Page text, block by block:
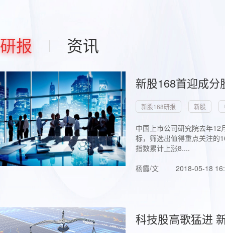
研报 资讯
新股168首迎成
新股168研报 新股
中国上市公司研究院去年
标，筛选出值得重点关注的
指数累计上涨8....
杨霞/文
2018-05-18
科技股高歌猛进